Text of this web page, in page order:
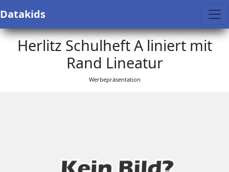
Datakids
Herlitz Schulheft A liniert mit
Rand Lineatur
Werbepräsentation